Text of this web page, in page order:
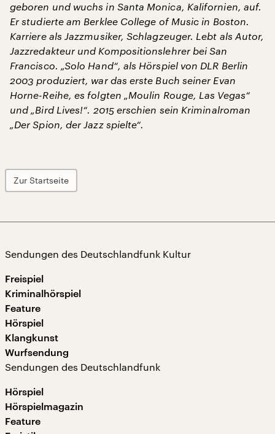
geboren und wuchs in Santa Monica, Kalifornien, auf.
Er studierte am Berklee College of Music in Boston.
Karriere als Jazzmusiker, Schlagzeuger. Lebt als Autor,
Jazzredakteur und Kompositionslehrer bei San
Francisco. „Solo Hand“, als Hörspiel von DLR Berlin
2003 produziert, war das erste Buch seiner Evan
Horne-Reihe, es folgten „Moulin Rouge, Las Vegas“
und „Bird Lives!“. 2015 erschien sein Kriminalroman
„Der Spion, der Jazz spielte“.
Zur Startseite
Sendungen des Deutschlandfunk Kultur
Freispiel
Kriminalhörspiel
Feature
Hörspiel
Klangkunst
Wurfsendung
Sendungen des Deutschlandfunk
Hörspiel
Hörspielmagazin
Feature